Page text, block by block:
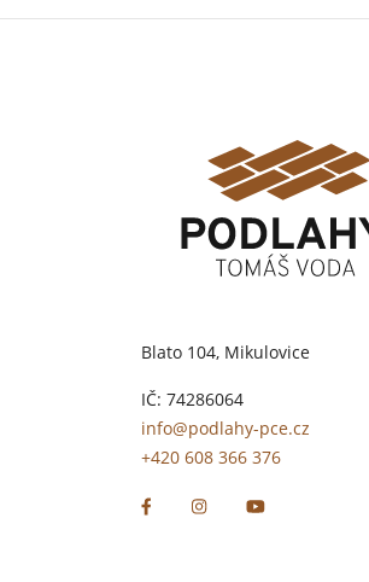
Blato 104, Mikulovice
IČ: 74286064
info@podlahy-pce.cz
+420 608 366 376